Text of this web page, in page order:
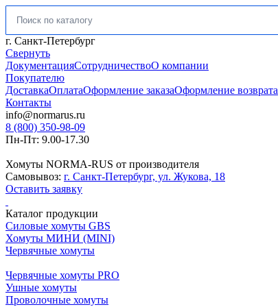
Искать:
г. Санкт-Петербург
Свернуть
ДокументацияСотрудничествоО компании
Покупателю
ДоставкаОплатаОформление заказаОформление возврата
Контакты
info@normarus.ru
8 (800) 350-98-09
Пн-Пт: 9.00-17.30
Хомуты NORMA-RUS от производителя
Самовывоз: г. Санкт-Петербург, ул. Жукова, 18
Оставить заявку
Каталог продукции
Силовые хомуты GBS
Хомуты МИНИ (MINI)
Червячные хомуты
Червячные хомуты PRO
Ушные хомуты
Проволочные хомуты